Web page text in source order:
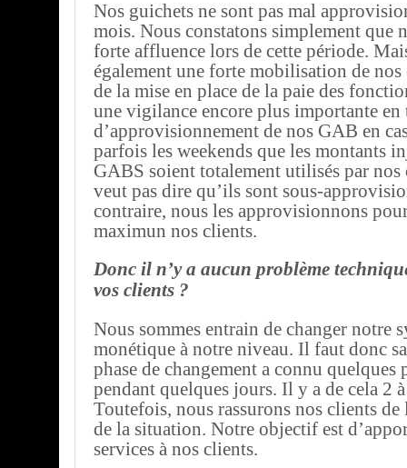
Nos guichets ne sont pas mal
mois. Nous constatons simplement que
forte affluence lors de cette période.
également une forte mobilisation de
de la mise en place de la paie des
une vigilance encore plus importante en
d’approvisionnement de nos GAB en
parfois les weekends que les montants
GABS soient totalement utilisés par nos
veut pas dire qu’ils sont sous-
contraire, nous les approvisionnons
maximun nos clients.
Donc il n’y a aucun problème
vos clients ?
Nous sommes entrain de changer notre
monétique à notre niveau. Il faut donc
phase de changement a connu quelques
pendant quelques jours. Il y a de cela 2
Toutefois, nous rassurons nos clients
de la situation. Notre objectif est
services à nos clients.